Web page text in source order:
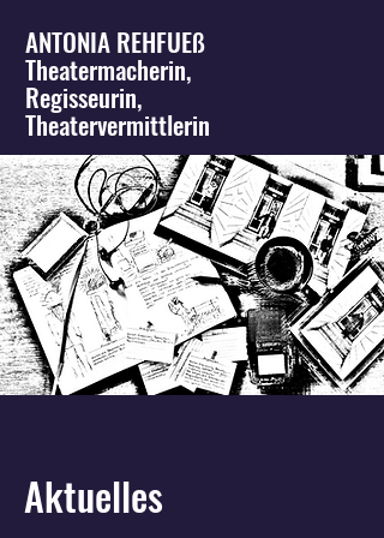
ANTONIA REHFUEß
Theatermacherin,
Regisseurin,
Theatervermittlerin
Aktuelles